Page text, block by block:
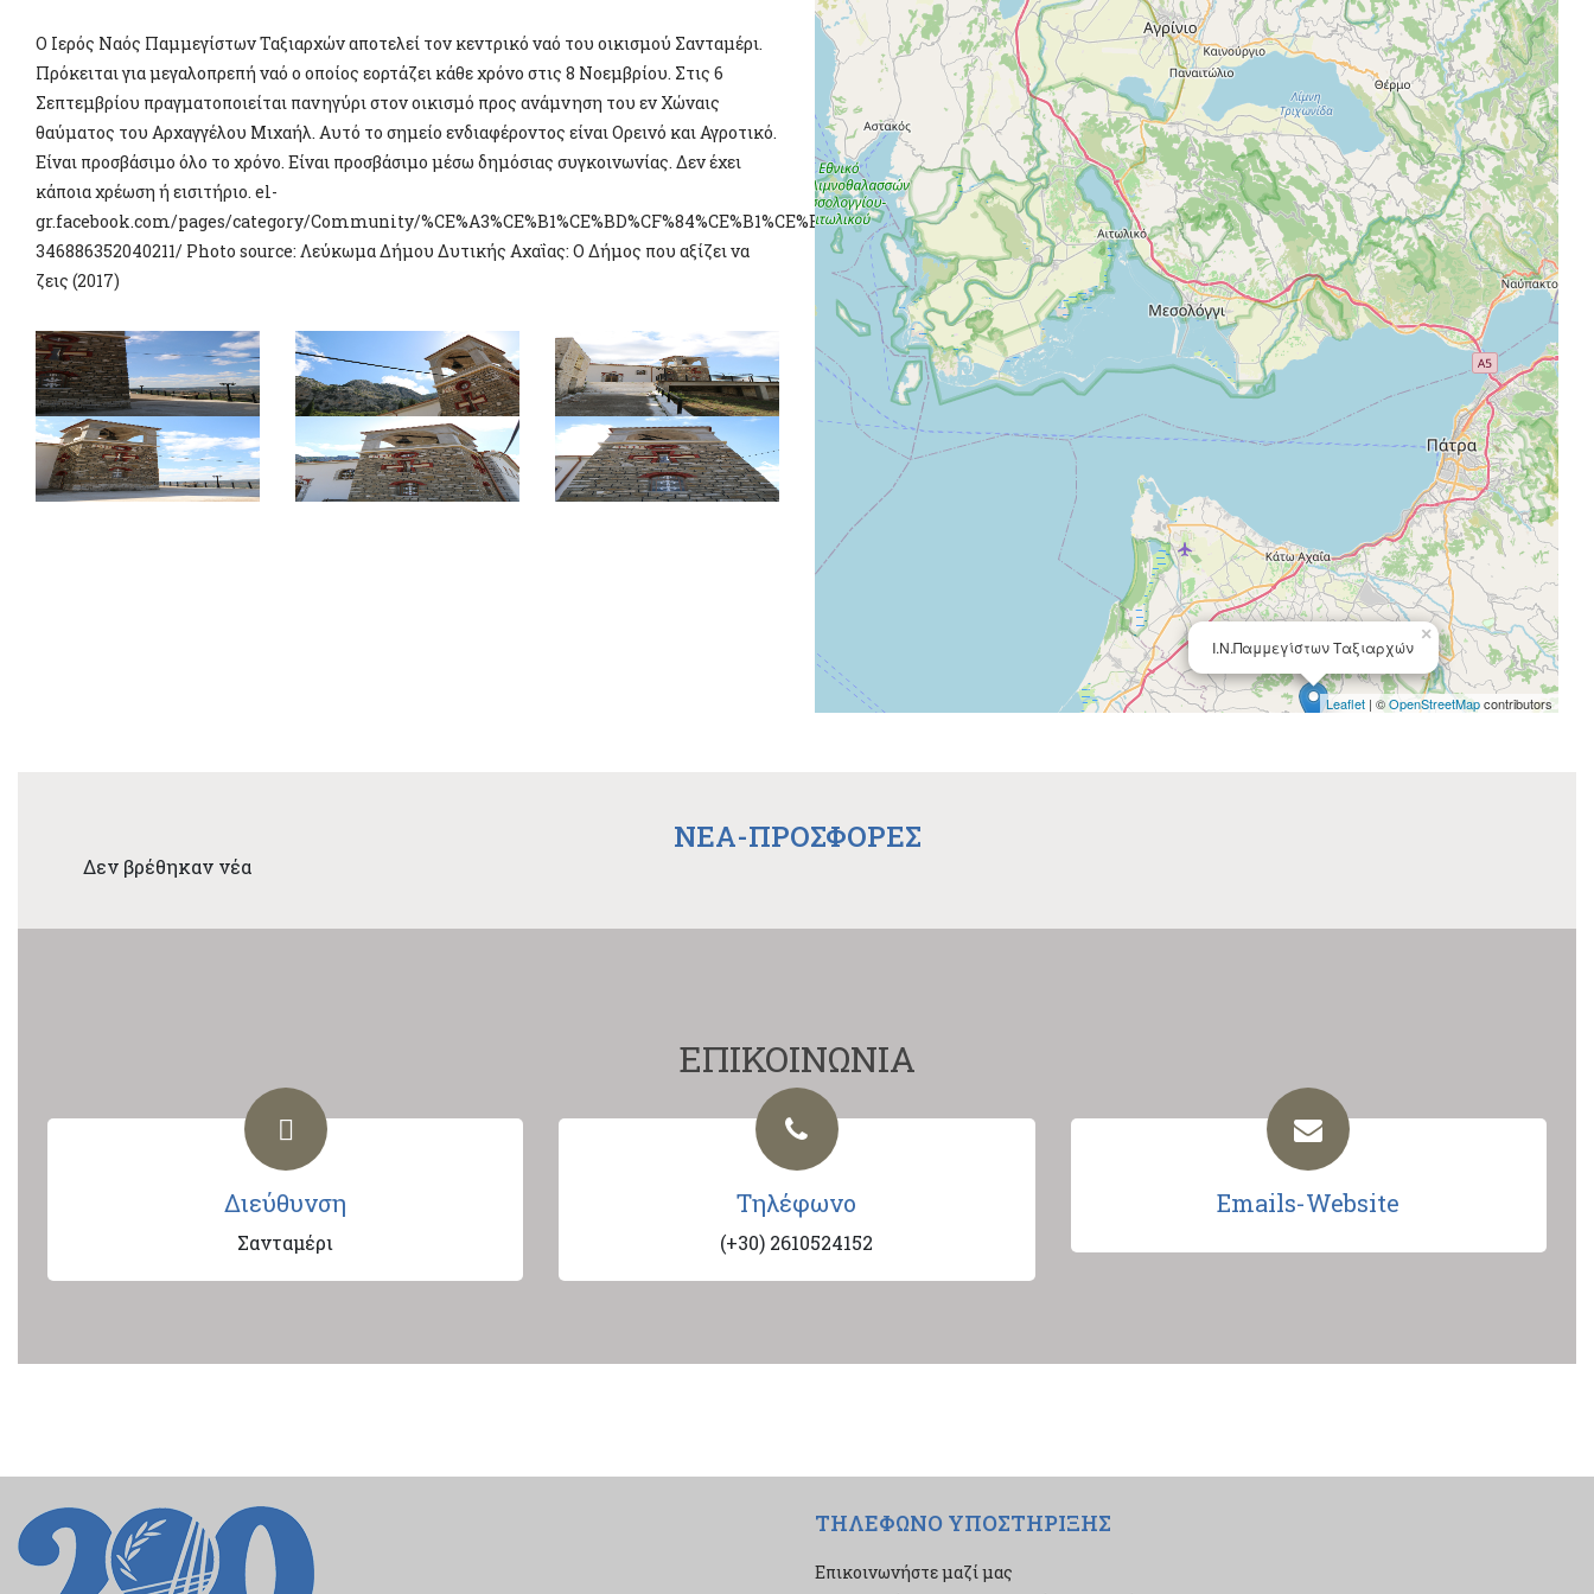
Ο Ιερός Ναός Παμμεγίστων Ταξιαρχών αποτελεί τον κεντρικό ναό του οικισμού Σανταμέρι.
Πρόκειται για μεγαλοπρεπή ναό ο οποίος εορτάζει κάθε χρόνο στις 8 Νοεμβρίου. Στις 6
Σεπτεμβρίου πραγματοποιείται πανηγύρι στον οικισμό προς ανάμνηση του εν Χώναις
θαύματος του Αρχαγγέλου Μιχαήλ. Αυτό το σημείο ενδιαφέροντος είναι Ορεινό και Αγροτικό.
Είναι προσβάσιμο όλο το χρόνο. Είναι προσβάσιμο μέσω δημόσιας συγκοινωνίας. Δεν έχει
κάποια χρέωση ή εισιτήριο. el-
gr.facebook.com/pages/category/Community/%CE%A3%CE%B1%CE%BD%CF%84%CE%B1%CE%BC%CE%B5%CF%81%CE%B9-
346886352040211/ Photo source: Λεύκωμα Δήμου Δυτικής Αχαΐας: Ο Δήμος που αξίζει να
ζεις (2017)
Ι.Ν.Παμμεγίστων Ταξιαρχών
×
Leaflet | ©OpenStreetMapcontributors
NEA-ΠΡΟΣΦΟΡΕΣ
Δεν βρέθηκαν νέα
ΕΠΙΚΟΙΝΩΝΙΑ
Διεύθυνση
Σανταμέρι
Τηλέφωνο
(+30) 2610524152
Emails-Website
ΤΗΛΕΦΩΝΟ ΥΠΟΣΤΗΡΙΞΗΣ
Επικοινωνήστε μαζί μας